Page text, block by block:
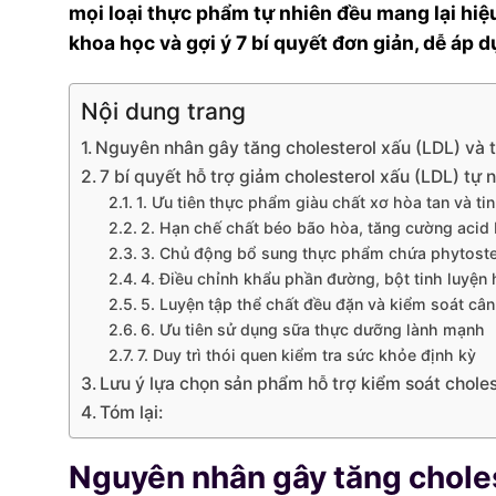
mọi loại thực phẩm tự nhiên đều mang lại
khoa học và gợi ý 7 bí quyết đơn giản, dễ áp
Nội dung trang
Nguyên nhân gây tăng cholesterol xấu (LDL) và
7 bí quyết hỗ trợ giảm cholesterol xấu (LDL) tự
1. Ưu tiên thực phẩm giàu chất xơ hòa tan và
2. Hạn chế chất béo bão hòa, tăng cường acid
3. Chủ động bổ sung thực phẩm chứa
4. Điều chỉnh khẩu phần đường, bột tinh luyện
5. Luyện tập thể chất đều đặn và kiểm soát
6. Ưu tiên sử dụng sữa thực dưỡng lành mạnh
7. Duy trì thói quen kiểm tra sức khỏe định kỳ
Lưu ý lựa chọn sản phẩm hỗ trợ kiểm soát
Tóm lại:
Nguyên nhân gây tăng